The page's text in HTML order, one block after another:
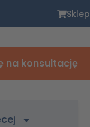
Sklep
na konsultację